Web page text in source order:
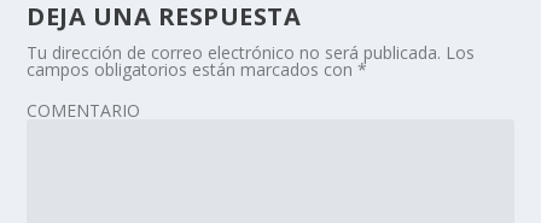
DEJA UNA RESPUESTA
Tu dirección de correo electrónico no será publicada. Los
campos obligatorios están marcados con*
COMENTARIO